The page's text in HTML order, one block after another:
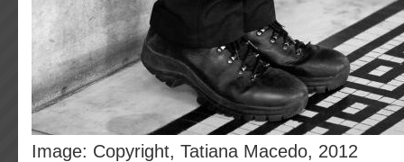
Image: Copyright, Tatiana Macedo, 2012